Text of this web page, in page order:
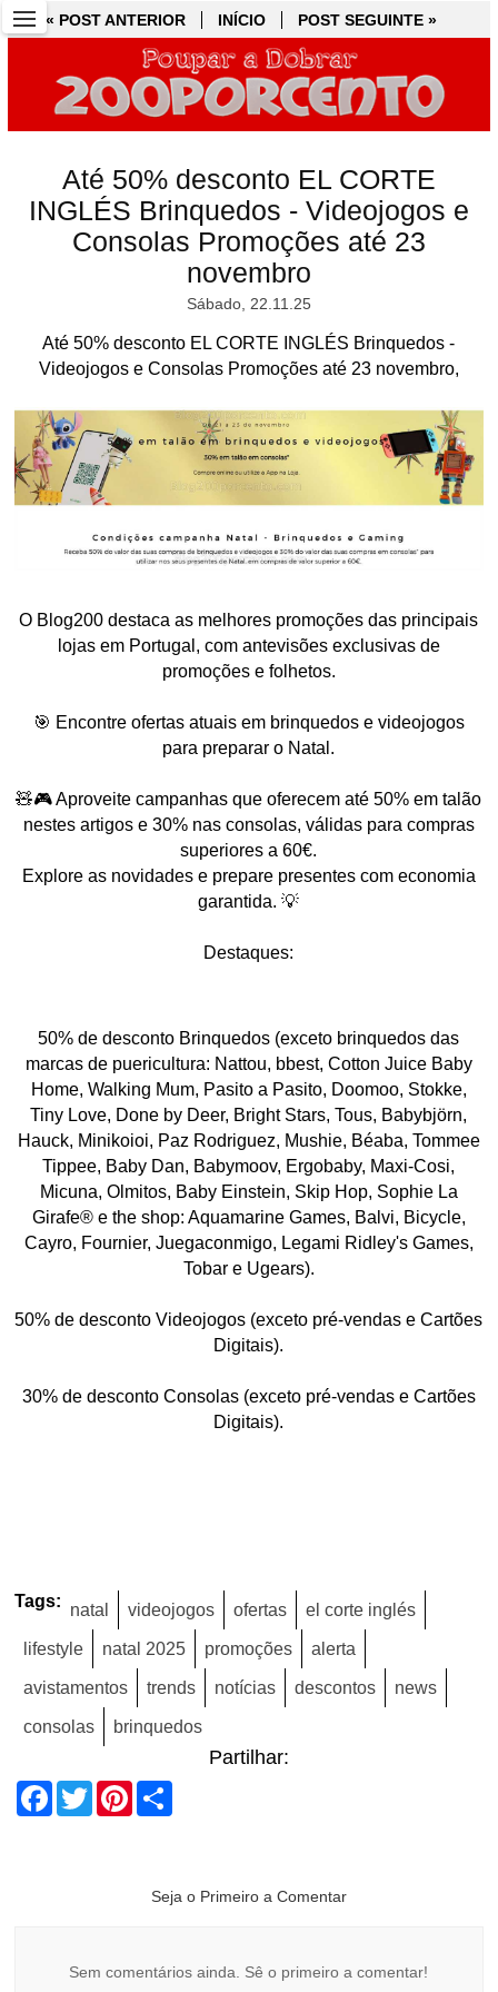
« POST ANTERIOR INÍCIO POST SEGUINTE »
Até 50% desconto EL CORTE
INGLÉS Brinquedos - Videojogos e
Consolas Promoções até 23
novembro
Sábado, 22.11.25
Até 50% desconto EL CORTE INGLÉS Brinquedos -
Videojogos e Consolas Promoções até 23 novembro,
O Blog200 destaca as melhores promoções das principais
lojas em Portugal, com antevisões exclusivas de
promoções e folhetos.
🎯 Encontre ofertas atuais em brinquedos e videojogos
para preparar o Natal.
🧸🎮 Aproveite campanhas que oferecem até 50% em talão
nestes artigos e 30% nas consolas, válidas para compras
superiores a 60€.
Explore as novidades e prepare presentes com economia
garantida. 💡
Destaques:
50% de desconto Brinquedos (exceto brinquedos das
marcas de puericultura: Nattou, bbest, Cotton Juice Baby
Home, Walking Mum, Pasito a Pasito, Doomoo, Stokke,
Tiny Love, Done by Deer, Bright Stars, Tous, Babybjörn,
Hauck, Minikoioi, Paz Rodriguez, Mushie, Béaba, Tommee
Tippee, Baby Dan, Babymoov, Ergobaby, Maxi-Cosi,
Micuna, Olmitos, Baby Einstein, Skip Hop, Sophie La
Girafe® e the shop: Aquamarine Games, Balvi, Bicycle,
Cayro, Fournier, Juegaconmigo, Legami Ridley's Games,
Tobar e Ugears).
50% de desconto Videojogos (exceto pré-vendas e Cartões
Digitais).
30% de desconto Consolas (exceto pré-vendas e Cartões
Digitais).
Tags: natal videojogos ofertas el corte inglés
lifestyle natal 2025 promoções alerta
avistamentos trends notícias descontos news
consolas brinquedos
Partilhar:
Facebook
TwitterPinterest
Seja o Primeiro a Comentar
Sem comentários ainda. Sê o primeiro a comentar!
« POST ANTERIOR INÍCIO POST SEGUINTE »